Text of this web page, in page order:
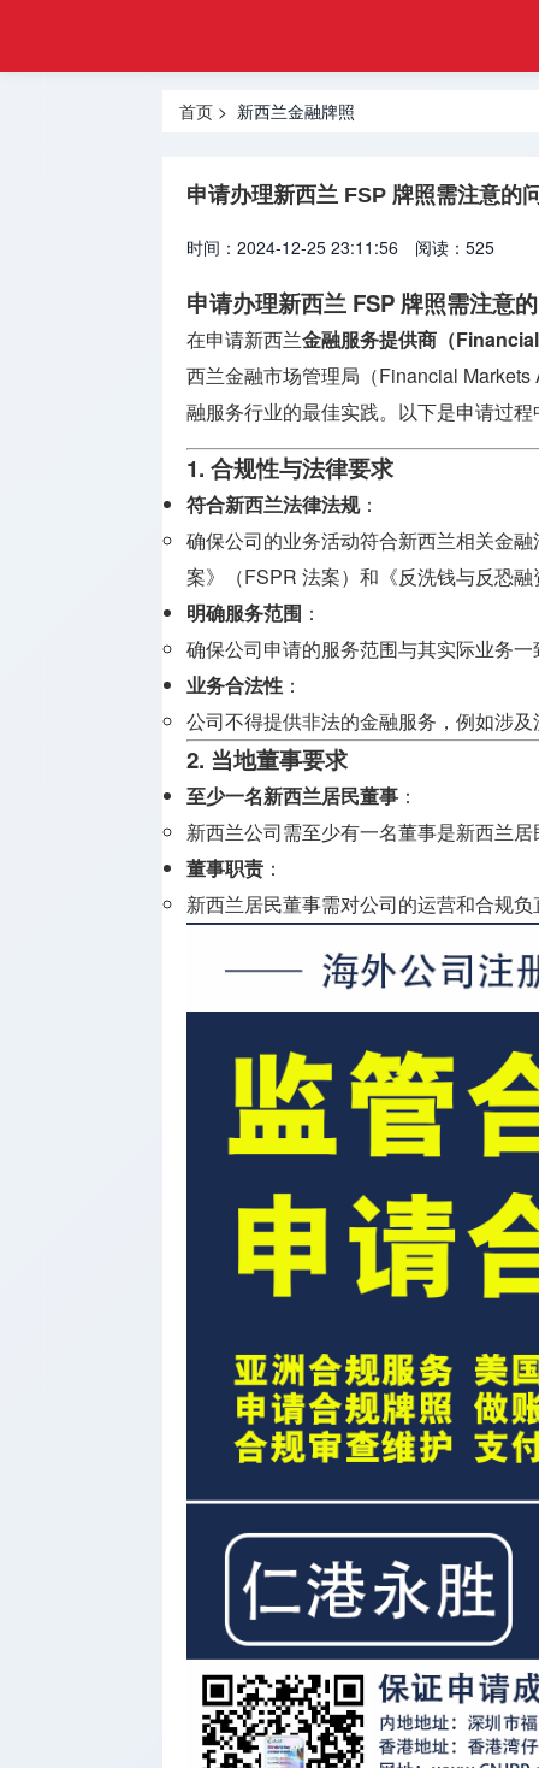
金融
牌照牌照
牌照
合规牌照
出售
银行牌照
申请
牌照
加密货币
牌照
支付兑换
监管机构
介绍
首页 > 新西兰金融牌照
申请办理新西兰 FSP 牌照需注意的
时间：2024-12-25 23:11:56 阅读：525
申请办理新西兰 FSP 牌照需注意
在申请新西兰金融服务提供商（
西兰金融市场管理局（Financial
融服务行业的最佳实践。以下是申请过
1. 合规性与法律要求
符合新西兰法律法规：
确保公司的业务活动符合新西兰相关金
案》（FSPR 法案）和《反洗钱与反恐
明确服务范围 ：
确保公司申请的服务范围与其实际业务
业务合法性 ：
公司不得提供非法的金融服务，例如涉
2. 当地董事要求
至少一名新西兰居民董事 ：
新西兰公司需至少有一名董事是新西兰
董事职责 ：
新西兰居民董事需对公司的运营和合规